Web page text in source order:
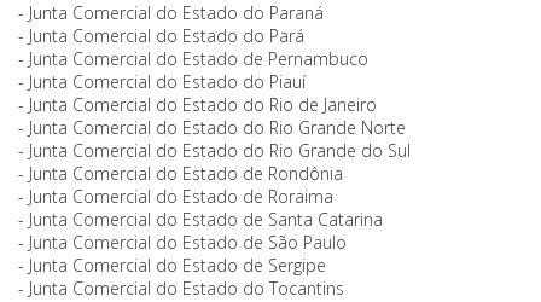
- Junta Comercial do Estado do Paraná
- Junta Comercial do Estado do Pará
- Junta Comercial do Estado de Pernambuco
- Junta Comercial do Estado do Piauí
- Junta Comercial do Estado do Rio de Janeiro
- Junta Comercial do Estado do Rio Grande Norte
- Junta Comercial do Estado do Rio Grande do Sul
- Junta Comercial do Estado de Rondônia
- Junta Comercial do Estado de Roraima
- Junta Comercial do Estado de Santa Catarina
- Junta Comercial do Estado de São Paulo
- Junta Comercial do Estado de Sergipe
- Junta Comercial do Estado do Tocantins